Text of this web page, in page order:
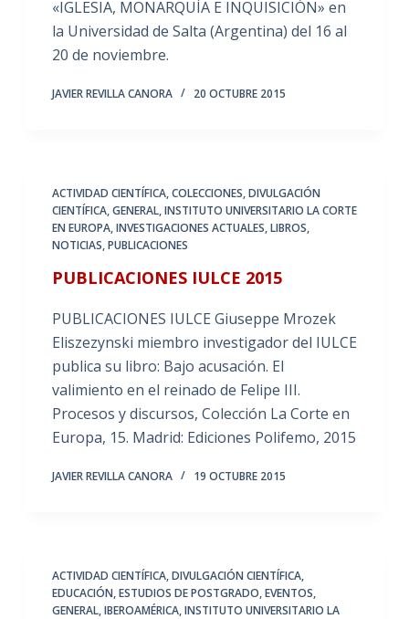
«IGLESIA, MONARQUÍA E INQUISICIÓN» en
la Universidad de Salta (Argentina) del 16 al
20 de noviembre.
JAVIER REVILLA CANORA 20 OCTUBRE 2015
ACTIVIDAD CIENTÍFICA,COLECCIONES,DIVULGACIÓN
CIENTÍFICA,GENERAL,INSTITUTO UNIVERSITARIO LA CORTE
EN EUROPA,INVESTIGACIONES ACTUALES,LIBROS,
NOTICIAS,PUBLICACIONES
PUBLICACIONES IULCE 2015
PUBLICACIONES IULCE Giuseppe Mrozek
Eliszezynski miembro investigador del IULCE
publica su libro: Bajo acusación. El
valimiento en el reinado de Felipe III.
Procesos y discursos, Colección La Corte en
Europa, 15. Madrid: Ediciones Polifemo, 2015
JAVIER REVILLA CANORA 19 OCTUBRE 2015
ACTIVIDAD CIENTÍFICA,DIVULGACIÓN CIENTÍFICA,
EDUCACIÓN,ESTUDIOS DE POSTGRADO,EVENTOS,
GENERAL,IBEROAMÉRICA,INSTITUTO UNIVERSITARIO LA